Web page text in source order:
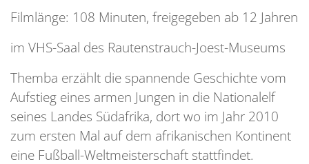
Filmlänge: 108 Minuten, freigegeben ab 12 Jahren
im VHS-Saal des Rautenstrauch-Joest-Museums
Themba erzählt die spannende Geschichte vom
Aufstieg eines armen Jungen in die Nationalelf
seines Landes Südafrika, dort wo im Jahr 2010
zum ersten Mal auf dem afrikanischen Kontinent
eine Fußball-Weltmeisterschaft stattfindet.